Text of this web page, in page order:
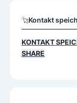
Kontakt
KONTAKT
SHARE